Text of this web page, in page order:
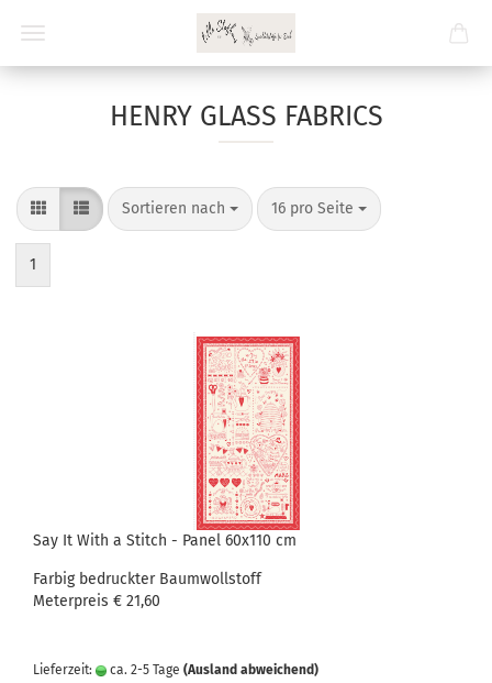
HENRY GLASS FABRICS
Sortieren nach
Sortieren nach 16 pro Seite
pro Seite
1
Say It With a Stitch - Panel 60x110 cm
Farbig bedruckter Baumwollstoff
Meterpreis € 21,60
Lieferzeit: ca. 2-5 Tage (Ausland abweichend)